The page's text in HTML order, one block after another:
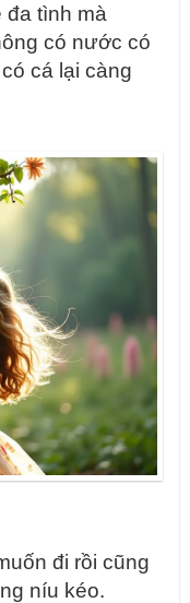
tình mà
có nước có
cá lại càng
đi rồi cũng
níu kéo.